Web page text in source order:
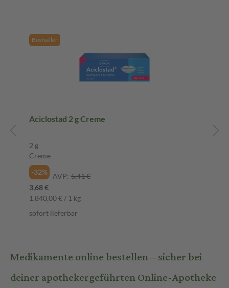
Medikamente online bestellen – sicher bei
deiner apothekergeführten Online-Apotheke
Bestseller
Aciclostad 2 g Creme
2 g
Creme
-32%
AVP: 5,41 €
3,68 €
1.840,00 € / 1 kg
sofort lieferbar